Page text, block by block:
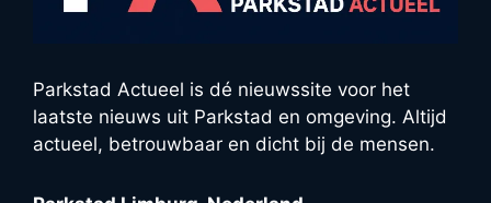
Parkstad Actueel is dé nieuwssite voor het
laatste nieuws uit Parkstad en omgeving. Altijd
actueel, betrouwbaar en dicht bij de mensen.